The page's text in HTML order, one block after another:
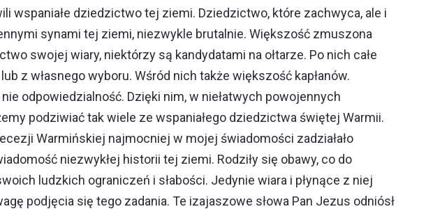
wspaniałe dziedzictwo tej ziemi. Dziedzictwo, które zachwyca, ale i
synami tej ziemi, niezwykle brutalnie. Większość zmuszona
swojej wiary, niektórzy są kandydatami na ołtarze. Po nich całe
z własnego wyboru. Wśród nich także większość kapłanów.
odpowiedzialność. Dzięki nim, w niełatwych powojennych
podziwiać tak wiele ze wspaniałego dziedzictwa świętej Warmii.
Warmińskiej najmocniej w mojej świadomości zadziałało
niezwykłej historii tej ziemi. Rodziły się obawy, co do
ludzkich ograniczeń i słabości. Jedynie wiara i płynące z niej
podjęcia się tego zadania. Te izajaszowe słowa Pan Jezus odniósł